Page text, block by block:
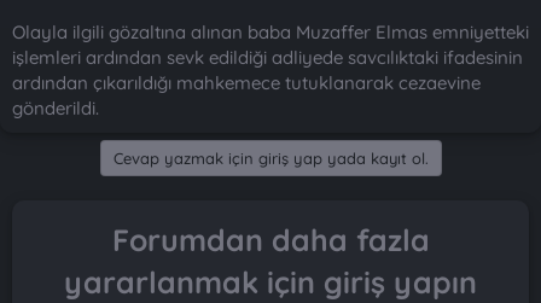
Olayla ilgili gözaltına alınan baba Muzaffer Elmas emniyetteki
işlemleri ardından sevk edildiği adliyede savcılıktaki ifadesinin
ardından çıkarıldığı mahkemece tutuklanarak cezaevine
gönderildi.
Cevap yazmak için giriş yap yada kayıt ol.
Forumdan daha fazla
yararlanmak için giriş yapın